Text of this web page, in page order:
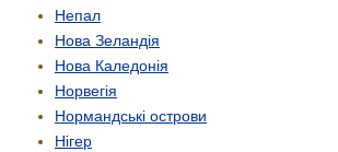
Непал
Нова Зеландія
Нова Каледонія
Норвегія
Нормандські острови
Нігер